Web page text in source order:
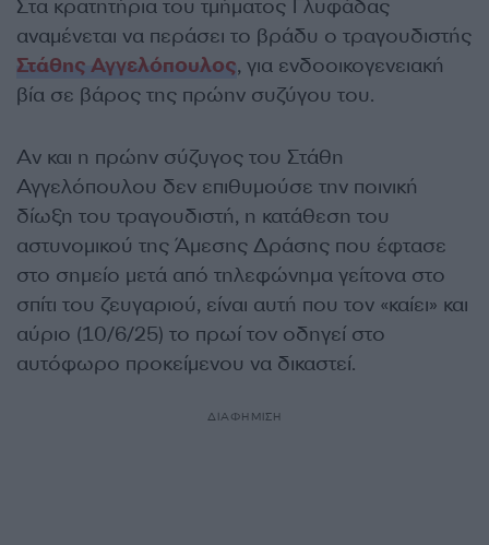
Στα κρατητήρια του τμήματος Γλυφάδας
αναμένεται να περάσει το βράδυ ο τραγουδιστής
Στάθης Αγγελόπουλος, για ενδοοικογενειακή
βία σε βάρος της πρώην συζύγου του.
Αν και η πρώην σύζυγος του Στάθη
Αγγελόπουλου δεν επιθυμούσε την ποινική
δίωξη του τραγουδιστή, η κατάθεση του
αστυνομικού της Άμεσης Δράσης που έφτασε
στο σημείο μετά από τηλεφώνημα γείτονα στο
σπίτι του ζευγαριού, είναι αυτή που τον «καίει» και
αύριο (10/6/25) το πρωί τον οδηγεί στο
αυτόφωρο προκείμενου να δικαστεί.
ΔΙΑΦΗΜΙΣΗ